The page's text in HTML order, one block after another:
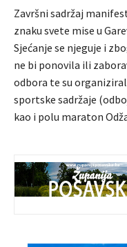
Završni sadržaj
znaku svete mise u
Sjećanje se njeguje i
ne bi ponovila ili
odbora te su
sportske sadržaje
kao i polu maraton